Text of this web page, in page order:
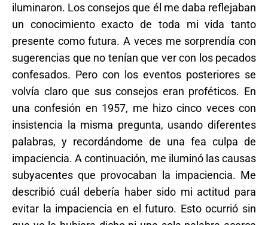
iluminaron. Los consejos que él me daba reflejaban
un conocimiento exacto de toda mi vida tanto
presente como futura. A veces me sorprendía con
sugerencias que no tenían que ver con los pecados
confesados. Pero con los eventos posteriores se
volvía claro que sus consejos eran proféticos. En
una confesión en 1957, me hizo cinco veces con
insistencia la misma pregunta, usando diferentes
palabras, y recordándome de una fea culpa de
impaciencia. A continuación, me iluminó las causas
subyacentes que provocaban la impaciencia. Me
describió cuál debería haber sido mi actitud para
evitar la impaciencia en el futuro. Esto ocurrió sin